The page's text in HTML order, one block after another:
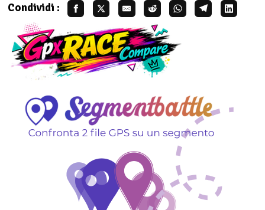
Condividi :